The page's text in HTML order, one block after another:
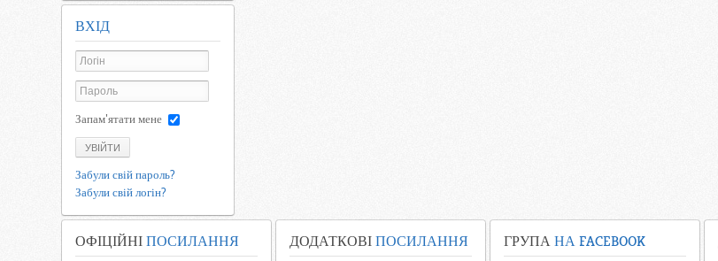
ВХІД
Запам'ятати мене
УВІЙТИ
Забули свій пароль?
Забули свій логін?
ОФІЦІЙНІ ПОСИЛАННЯ ДОДАТКОВІ ПОСИЛАННЯ ГРУПА НА FACEBOOK